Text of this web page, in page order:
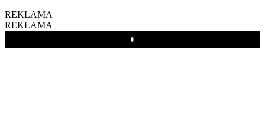
REKLAMA
REKLAMA
Play